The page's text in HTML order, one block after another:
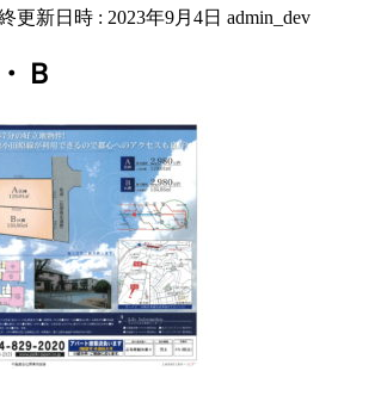
更新日時 : 2023年9月4日 admin_dev
Ｂ